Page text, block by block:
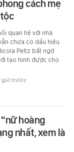
cách mẹ
quan hệ với nhà
chưa có dấu hiệu
Peltz bất ngờ
tạo hình được cho
giờ trước
hoàng
nhất, xem là